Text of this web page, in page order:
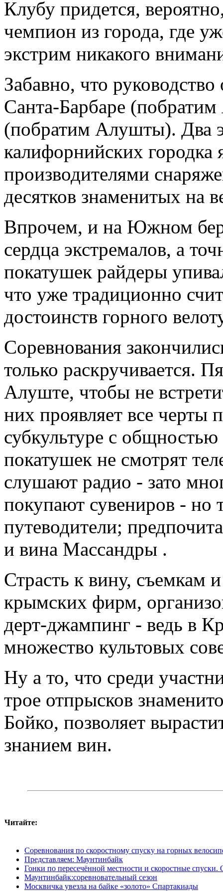
Клубу придется,
чемпион из города, где
экстрим никакого
Забавно, что
Санта-Барбаре
(побратим Алушты). Два
калифорнийских
производителями
десятков знаменитых на
Впрочем, и на Южном
сердца экстремалов, а
покатушек райдеры
что уже традиционно
достоинств горного
Соревнования
только раскручивается.
Алуште, чтобы не
них проявляет все черты
субкультуре с
покатушек не смотрят
слушают радио - зато
покупают сувениров - но
путеводители;
и вина Массандры .
Страсть к вину, съемкам
крымских фирм,
дерт-джампинг - ведь в
множество культовых
Ну а то, что среди
трое отпрысков
Бойко, позволяет
знанием вин.
Читайте:
Соревнования по скоростному спуску на горных
Представляем: Маунтинбайк
Гонки по пересечённой местности и скоростные спуски.
Маунтинбайк:соревновательный сезон
Москвичка увезла на байке «золото» Спартакиады